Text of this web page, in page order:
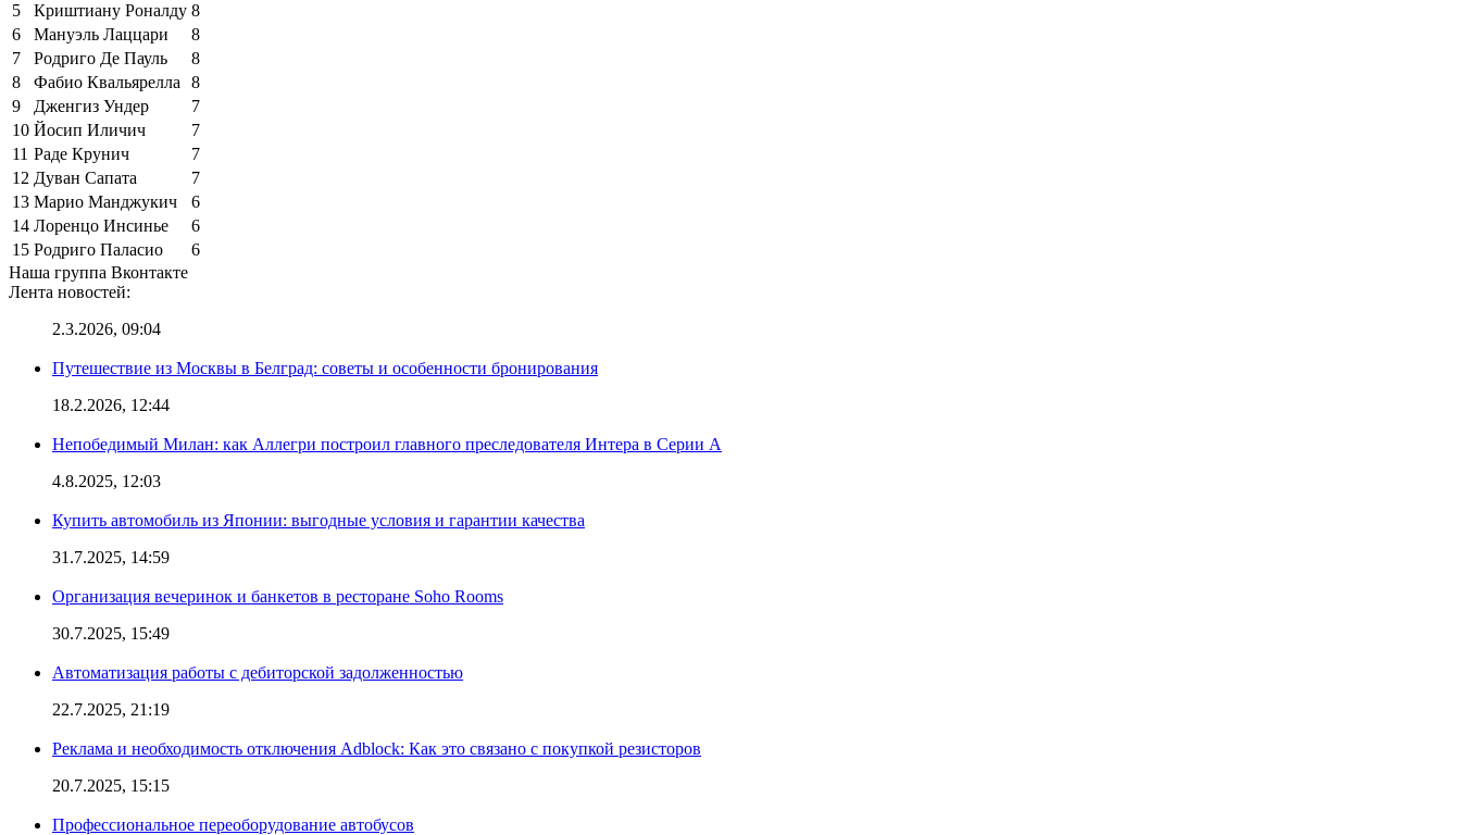
5
Криштиану Роналду 8
6
Мануэль Лаццари
8
7
Родриго Де Пауль
8
8
Фабио Квальярелла
8
9
Дженгиз Ундер
7
10 Йосип Иличич
7
11 Раде Крунич
7
12 Дуван Сапата
7
13 Марио Манджукич
6
14 Лоренцо Инсинье
6
15 Родриго Паласио
6
Наша группа Вконтакте
Лента новостей:
2.3.2026, 09:04
Путешествие из Москвы в Белград: советы и особенности бронирования
18.2.2026, 12:44
Непобедимый Милан: как Аллегри построил главного преследователя Интера в Серии А
4.8.2025, 12:03
Купить автомобиль из Японии: выгодные условия и гарантии качества
31.7.2025, 14:59
Организация вечеринок и банкетов в ресторане Soho Rooms
30.7.2025, 15:49
Автоматизация работы с дебиторской задолженностью
22.7.2025, 21:19
Реклама и необходимость отключения Adblock: Как это связано с покупкой резисторов
20.7.2025, 15:15
Профессиональное переоборудование автобусов